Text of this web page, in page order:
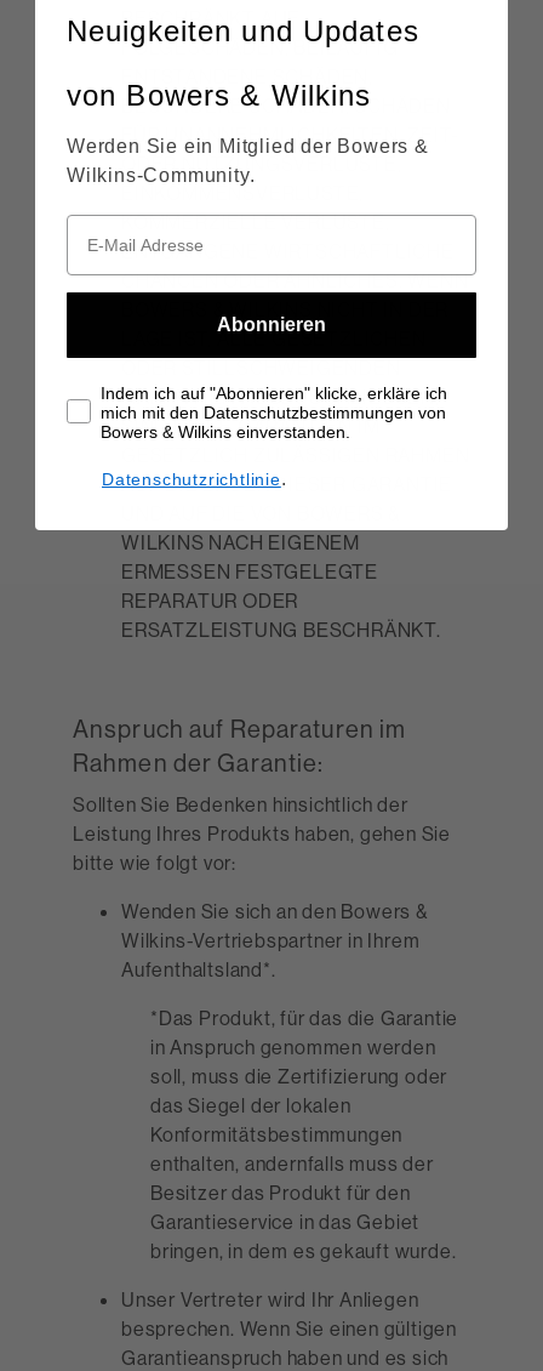
BESCHRÄNKT AUF
FOLGESCHÄDEN, BEILÄUFIG
BESONDERE SCHÄDEN, SCHÄDEN
FÜR UNANNEHMLICHKEITEN, ZEIT-
ODER NUTZUNGSVERLUSTE,
EINKOMMENSVERLUSTE,
KOMMERZIELLE VERLUSTE,
ENTGANGENE WIRTSCHAFTLICHE
CHANCEN ODER ÄHNLICHES. WENN
LAGE IST, ALLE GESETZLICHEN
GARANTIEN AUSZUSCHLIESSEN,
SIND DIESE GARANTIEN IM
AUF DIE DAUER DIESER GARANTIE
WILKINS NACH EIGENEM
ERMESSEN FESTGELEGTE
REPARATUR ODER
ERSATZLEISTUNG BESCHRÄNKT.
Anspruch auf Reparaturen im
Rahmen der Garantie:
Sollten Sie Bedenken hinsichtlich der
Leistung Ihres Produkts haben, gehen Sie
bitte wie folgt vor:
Wenden Sie sich an den Bowers &
Wilkins-Vertriebspartner in Ihrem
Aufenthaltsland*.
*Das Produkt, für das die Garantie
in Anspruch genommen werden
soll, muss die Zertifizierung oder
das Siegel der lokalen
Konformitätsbestimmungen
enthalten, andernfalls muss der
Besitzer das Produkt für den
Garantieservice in das Gebiet
bringen, in dem es gekauft wurde.
Unser Vertreter wird Ihr Anliegen
besprechen. Wenn Sie einen gültigen
Garantieanspruch haben und es sich
Neuigkeiten und Updates
von Bowers & Wilkins
Werden Sie ein Mitglied der Bowers &
Wilkins-Community.
Abonnieren
Indem ich auf "Abonnieren" klicke, erkläre ich
mich mit den Datenschutzbestimmungen von
Bowers & Wilkins einverstanden.
Datenschutzrichtlinie.